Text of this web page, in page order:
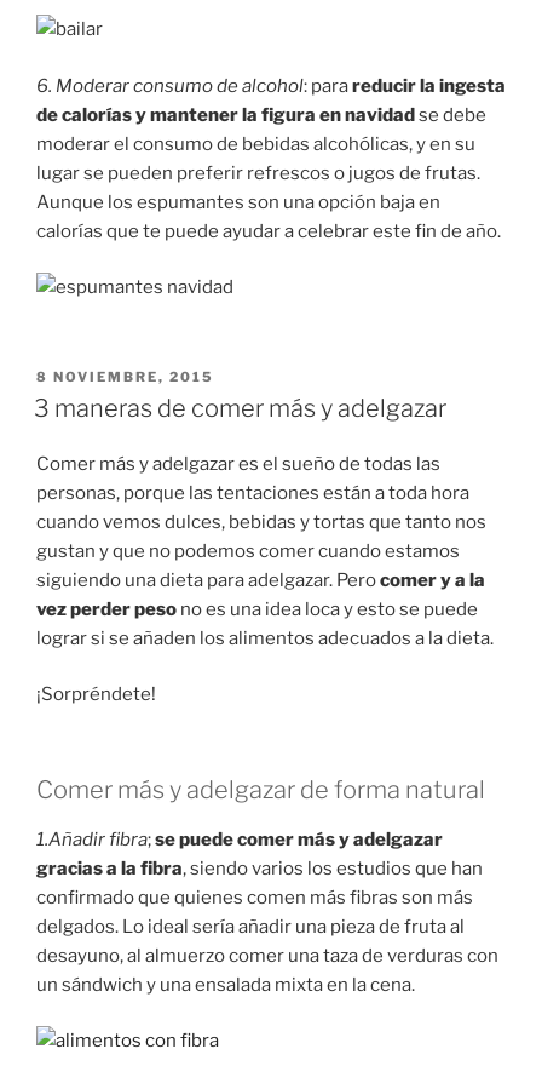
6. Moderar consumo de alcohol: parareducir la ingesta
de calorías y mantener la figura en navidadse debe
moderar el consumo de bebidas alcohólicas, y en su
lugar se pueden preferir refrescos o jugos de frutas.
Aunque los espumantes son una opción baja en
calorías que te puede ayudar a celebrar este fin de año.
PUBLICADO
EN
8 NOVIEMBRE, 2015
3 maneras de comer más y adelgazar
Comer más y adelgazar es el sueño de todas las
personas, porque las tentaciones están a toda hora
cuando vemos dulces, bebidas y tortas que tanto nos
gustan y que no podemos comer cuando estamos
siguiendo una dieta para adelgazar. Perocomer y a la
vez perder peso no es una idea loca y esto se puede
lograr si se añaden los alimentos adecuados a la dieta.
¡Sorpréndete!
Comer más y adelgazar de forma natural
1.Añadir fibra;se puede comer más y adelgazar
gracias a la fibra, siendo varios los estudios que han
confirmado que quienes comen más fibras son más
delgados. Lo ideal sería añadir una pieza de fruta al
desayuno, al almuerzo comer una taza de verduras con
un sándwich y una ensalada mixta en la cena.